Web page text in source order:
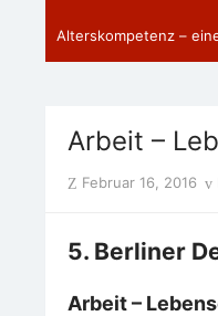
Alterskompetenz –
Arbeit –
Posted
Februar 16, 2016
5. Berliner
Arbeit –